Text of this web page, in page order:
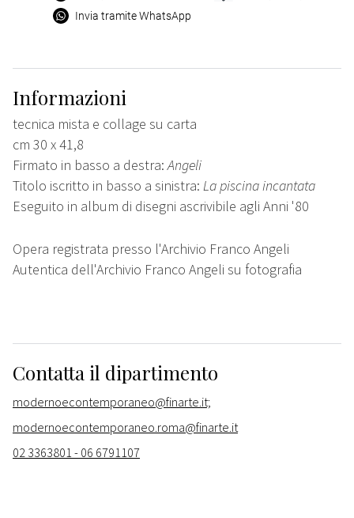
Invia tramite WhatsApp
Informazioni
tecnica mista e collage su carta
cm 30 x 41,8
Firmato in basso a destra:Angeli
Titolo iscritto in basso a sinistra: La piscina incantata
Eseguito in album di disegni ascrivibile agli Anni '80
Opera registrata presso l'Archivio Franco Angeli
Autentica dell'Archivio Franco Angeli su fotografia
Contatta il dipartimento
modernoecontemporaneo@finarte.it;
modernoecontemporaneo.roma@finarte.it
02 3363801 - 06 6791107